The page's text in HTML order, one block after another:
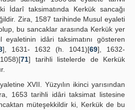
İdarî taksimatında Kerkük sancağı
Zira, 1587 tarihinde Musul eyaleti
bu sancaklar arasında Kerkük yer
eyaletinin idâri taksimatını gösteren
], 1631- 1632 (h. 1041)[69], 1632-
71] tarihli listelerde de Kerkük
XVII. Yüzyılın ikinci yarısından
1653 tarihli idâri taksimat listesine
müteşekkildir ki, Kerkük de bu